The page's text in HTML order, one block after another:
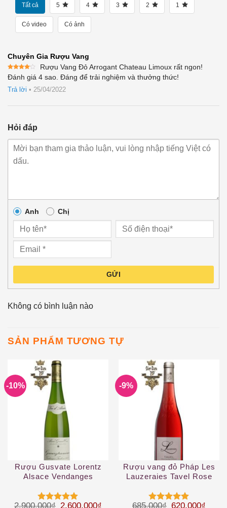
Tất cả 5 4 3 2 1
Có video Có ảnh
Chuyên Gia Rượu Vang
Được
xếp
hạng4
5 sao
Rượu Vang Đỏ Arrogant Chateau Limoux rất ngon!
Đánh giá 4 sao. Đáng để trải nghiệm và thưởng thức!
Trả lời • 25/04/2022
Hỏi đáp
Anh Chị
GỬI
Không có bình luận nào
SẢN PHẨM TƯƠNG TỰ
-10%
Rượu Gusvate Lorentz
Alsace Vendanges
2.900.000₫ Giá gốc là: 2.900.000₫.
2.600.000₫ Giá hiện tại là: 2.600.000₫.
-9%
Rượu vang đỏ Pháp Les
Lauzeraies Tavel Rose
685.000₫ Giá gốc là:
620.000₫